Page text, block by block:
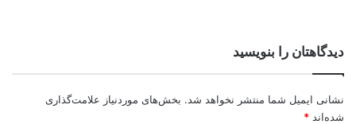
دیدگاهتان را بنویسید
نشانی ایمیل شما منتشر نخواهد شد. بخش‌های موردنیاز علامت‌گذاری
شده‌اند *